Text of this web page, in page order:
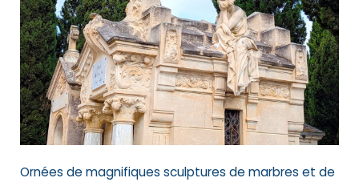
Ornées de magnifiques sculptures de marbres et de